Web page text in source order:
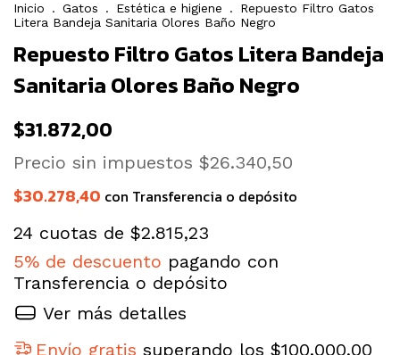
Inicio . Gatos . Estética e higiene .
Repuesto Filtro Gatos
Litera Bandeja Sanitaria Olores Baño Negro
Repuesto Filtro Gatos Litera Bandeja
Sanitaria Olores Baño Negro
$31.872,00
Precio sin impuestos $26.340,50
$30.278,40 con Transferencia o depósito
24 cuotas de $2.815,23
5% de descuento pagando con
Transferencia o depósito
Ver más detalles
Envío gratis superando los$100.000,00